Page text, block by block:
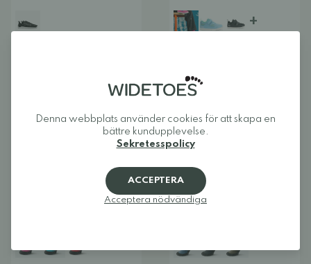
+
69,00 €
BARFOTASKO
Denna webbplats använder cookies för att skapa en
bättre kundupplevelse.
Sekretesspolicy
ACCEPTERA
Acceptera nödvändiga